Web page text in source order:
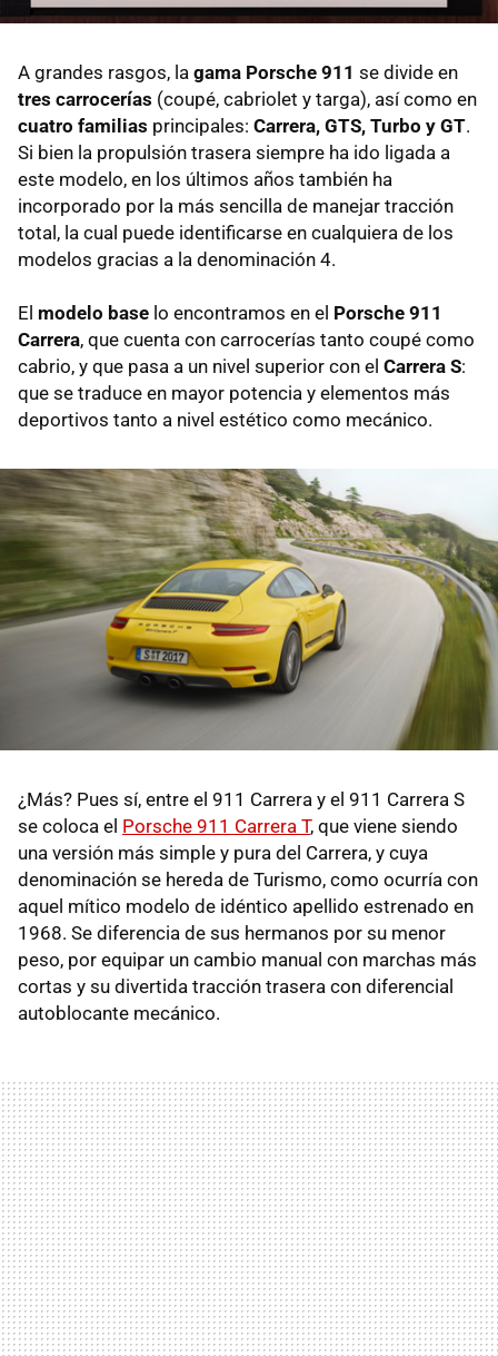
A grandes rasgos, la gama Porsche 911 se divide en
tres carrocerías (coupé, cabriolet y targa), así como en
cuatro familias principales: Carrera, GTS, Turbo y GT.
Si bien la propulsión trasera siempre ha ido ligada a
este modelo, en los últimos años también ha
incorporado por la más sencilla de manejar tracción
total, la cual puede identificarse en cualquiera de los
modelos gracias a la denominación 4.
El modelo base lo encontramos en el Porsche 911
Carrera, que cuenta con carrocerías tanto coupé como
cabrio, y que pasa a un nivel superior con el Carrera S:
que se traduce en mayor potencia y elementos más
deportivos tanto a nivel estético como mecánico.
¿Más? Pues sí, entre el 911 Carrera y el 911 Carrera S
se coloca el Porsche 911 Carrera T, que viene siendo
una versión más simple y pura del Carrera, y cuya
denominación se hereda de Turismo, como ocurría con
aquel mítico modelo de idéntico apellido estrenado en
1968. Se diferencia de sus hermanos por su menor
peso, por equipar un cambio manual con marchas más
cortas y su divertida tracción trasera con diferencial
autoblocante mecánico.